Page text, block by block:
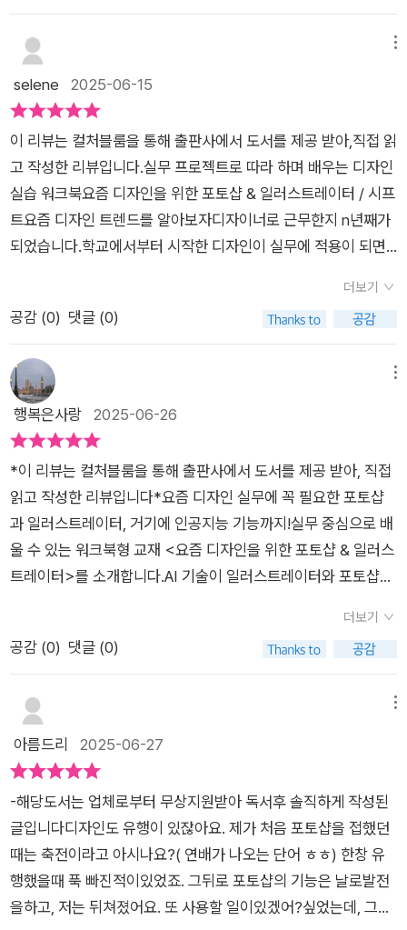
자 기법으로 이해하는 것도 괜찮을 것이며 어떤 부분을 집중적으
로 배우며 다양한 분야에서도 함께 사용해야 하는지, 책을 통해
고 싶은 책이다.
의 부드러운 효과를 학습해 볼 수 있었다. AI가 다 해주는데 포토
샵을 왜 배워 하는 사람도 있다. 나 또한 포토샵을 배울 필요가 있
을까 하는 생각이 든다. 하지만 AI는 아직까지 보조의 역할이지
디자이너가 아니다. 디자인 안목이 차이를 만듬으로 색감의 표현
이나 배치 등은 천차만별의 퀄리티를 보이기 때문에 아직은 사람
의 힘이 필요하다.커스터 마이징 등의 작업은 여전히 사람이 해야
하는 부분이라고 하니, 색감보정과 로고 넣기 오브젝트 배치 등,
포토샵의 AI기능을 더해 더 쉽고 빠르게 쓸 수 있게 도와주는 도
구일 뿐이라고 생각해야 한다. AI시대 포토샵의 기능은 필요한
인 듯 하다. [요즘 디자인을 위한 포토샵 &일러스트레이터]는 최
신 어도비 AI 기능까지 반영해 트렌드에 강하고, 복잡한 이론 없
이 따라 하면 결과물이 완성된다. 포토샵과 일러스트레이터를 동
시에 학습할 수 있다는 것도 장점이었다. * 이 글은 출판사로부터
도서를 지원받아 작성한 글입니다.
생성형 AI 기능까지 소개되어 있어서 최신 트렌드까지 챙길 수 있
있었는데요. 단순히 기능툴 설명만 나열하는 것이 아니라 실무에
서 좋았어요. 카드뉴스 템플릿 만들기, 인물 사진 보정, 감성 섬네
일 디자인, 제품 배너, 포스터 디자인 등 실제 SNS나 마케팅 콘
텐츠 제작에 바로 적용할 수 있는 예시가 가득했답니다. 그리고
포토샵과 일러스트레이터를 동시에 연동해서 작업하는 방법도
나와 있었는데요. 그동안 각 프로그램을 따로따로 써왔는데 연동
기능을 활용하니까 배너나 포스터 작업 시 훨씬 효율적이더라고
요. 완전 신세계였어요.​[요즘 디자인을 위한 포토샵 & 일러스트
었는데요. 선택한 영역을 AI로 자동 채우거나 빈 공간을 확장하거
나 새로운 벡터 패턴을 생성하는 기능 정말 유용한 정보가 가득했
어요. AI 기반 이미지 생성 기능을 테스트해 보았는데 꽤나 완성
도 높은 결과물이 출력되서 신기했어요. 시간이 오래 걸리던 작업
을 AI를 활용해 빠르게 구현할 수 있어서 유용해 보였어요. 포토
샵을 활용해 배너 디자인과 카드뉴스 템플릿 제작하는 부분도 유
익했는데요. 헤어 라인을 정교하게 따는 실습부터 가독성을 고려
한 텍스트 배치까지 상세히 안내되어 있어서 따라하기 수월했어
요. 그리고 요즘 트렌디한 느낌을 바로 따라 할 수 있는 일러스트
도 수록되어 있어서 좋았어요. 트렌디한 감각과 기술을 습득하고
싶은 분들이라면 [요즘 디자인을 위한 포토샵 & 일러스트레이터]
를 읽어보시면 많은 도움이 되실거에요.​
selene 2025-06-15
이 리뷰는 컬처블룸을 통해 출판사에서 도서를 제공 받아,직접 읽
고 작성한 리뷰입니다.실무 프로젝트로 따라 하며 배우는 디자인
실습 워크북요즘 디자인을 위한 포토샵 & 일러스트레이터 / 시프
트요즘 디자인 트렌드를 알아보자디자이너로 근무한지 n년째가
되었습니다.학교에서부터 시작한 디자인이 실무에 적용이 되면
자이너가 되기가 힘든 요즘.트렌드도 무시 못하는 것 같습니다.그
래서 [ 요즘 디자인을 위한 포토샵 & 일러스트레이터 ]를 읽게 되
나오면 제일 먼저 배우는 게 포토샵과 일러스트이지요.물론 디자
인 툴을 안다는 전제하에 수업이 진행됩니다.이 책은 포토샵과 일
러스트의 기초를 먼저 소개합니다.실무자라고 기본이 안 되면 나
을 할 때도 수월할 수 있습니다.p155 제품이 돋보이는 배너 디자
인매력적인 배너 디자인은 어떻게 만들까요?물론 화려한 디자인
스킬도 좋지만 제품이 주가 되는 배너 디자인은 제품을 우선시 해
야됩니다.단순히 디자인 기초를 배우는 게 아닌 실무 작업을 하는
책이라서 더 유용한 것 같아요.툴만 배워서 되는 아닌 그 센스도
중요하다고 생각합니다.작가님은 디자인을 알려주는 선생님이기
도 해서 세세하게 알려줘서 더 집중이 되는 것 같아요.p346 문자
하여 이런 포스터가 힘들더라고요.레트로 디자인 배워보고 싶었
는데 잘 알려줘서 좋았습니다.책은 완성본을 먼저 보여주는데 이
것만은 반드시 항목이 있어요.기능을 알려주면서 다시 한 번 익힐
수 있을 것 같아요.알차게 배울 수 있었습니다p482 인공지능으
로 이미지 생성하기포토샵과 인공지능을 접목하면 효과가 배가
되지요.전에는 일일이 작업해야 되었지만 지금은 그렇지 않지요.
신간인 만큼 신기능이 추가 된 디자인을 많이 배울 수 있습니다.
시대가 굉장히 좋아졌어요.놓치는 것 없는 기능을 책으로 배울 수
있어 좋았습니다.요즘 어도비도 AI를 많이 사용하지요.진짜 급속
더보기
공감 (0) 댓글 (0)
행복은사랑 2025-06-26
*이 리뷰는 컬처블룸을 통해 출판사에서 도서를 제공 받아, 직접
읽고 작성한 리뷰입니다*요즘 디자인 실무에 꼭 필요한 포토샵
과 일러스트레이터, 거기에 인공지능 기능까지!실무 중심으로 배
울 수 있는 워크북형 교재 <요즘 디자인을 위한 포토샵 & 일러스
트레이터>를 소개합니다.AI 기술이 일러스트레이터와 포토샵에
게 되었어요. 이 책은 그런 최신 흐름을 반영해 어도비의 AI 도구
까지 함께 다루고 있어, 더욱 트렌디한 학습이 가능합니다.책 제
수 있는 워크북입니다.초반에는 기본 툴 사용법을 소개하고, 중반
부터는 포토샵과 일러스트레이터를 연동해서 활용하는 방법까지
알려줍니다.개인적으로 가장 좋았던 점은 부담 없는 책의 크기와
수 있는 점이 장점이에요.초보자가 완전 처음부터 보기엔 다소 빠
르게 느껴질 수도 있지만, 기초를 다진 분들에게는 참고서처럼 곁
에 두고 공부하기 좋은 책이에요.그래서!!!포토샵/일러스트레이
터의 기초는 알고 있지만 실무 응용이 어려운 분두 프로그램을 동
시에 연동해 작업하고 싶은 분실무 중심 예제로 공부하고 싶은 분
더보기
공감 (0) 댓글 (0)
아름드리 2025-06-27
-해당도서는 업체로부터 무상지원받아 독서후 솔직하게 작성된
글입니다디자인도 유행이 있잖아요. 제가 처음 포토샵을 접했던
때는 축전이라고 아시나요?( 연배가 나오는 단어 ㅎㅎ) 한창 유
행했을때 푹 빠진적이있었죠. 그뒤로 포토샵의 기능은 날로발전
을하고, 저는 뒤쳐졌어요. 또 사용할 일이있겠어?싶었는데, 그건